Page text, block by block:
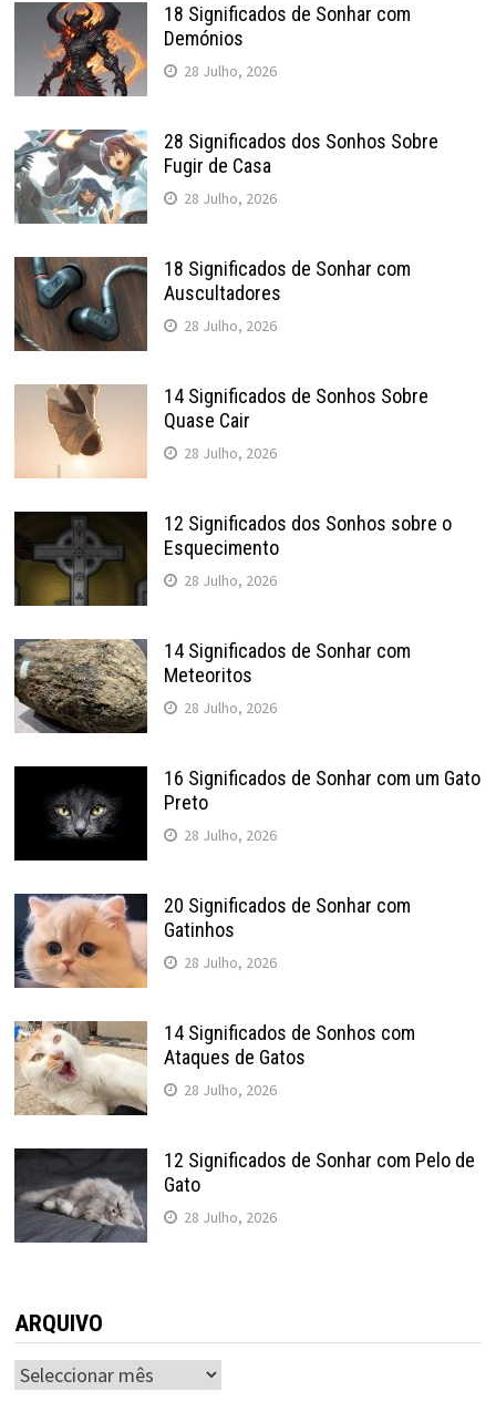
18 Significados de Sonhar com
Demónios
28 Julho, 2026
28 Significados dos Sonhos Sobre
Fugir de Casa
28 Julho, 2026
18 Significados de Sonhar com
Auscultadores
28 Julho, 2026
14 Significados de Sonhos Sobre
Quase Cair
28 Julho, 2026
12 Significados dos Sonhos sobre o
Esquecimento
28 Julho, 2026
14 Significados de Sonhar com
Meteoritos
28 Julho, 2026
16 Significados de Sonhar com um Gato
Preto
28 Julho, 2026
20 Significados de Sonhar com
Gatinhos
28 Julho, 2026
14 Significados de Sonhos com
Ataques de Gatos
28 Julho, 2026
12 Significados de Sonhar com Pelo de
Gato
28 Julho, 2026
ARQUIVO
ARQUIVO